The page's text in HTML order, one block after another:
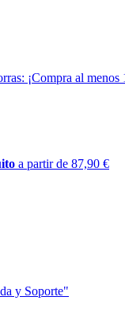
¡Compra al
a partir de 87,90 €
y Soporte"